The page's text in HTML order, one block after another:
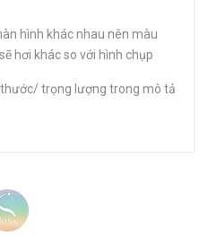
hình khác nhau nên màu
hơi khác so với hình chụp
trọng lượng trong mô tả